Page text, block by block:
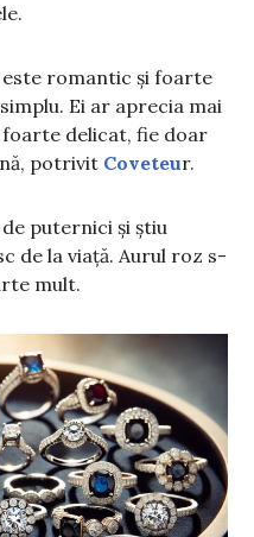
este romantic și foarte
Ei ar aprecia mai
foarte delicat, fie doar
potrivit Coveteur.
puternici și știu
de la viață. Aurul roz s-
mult.